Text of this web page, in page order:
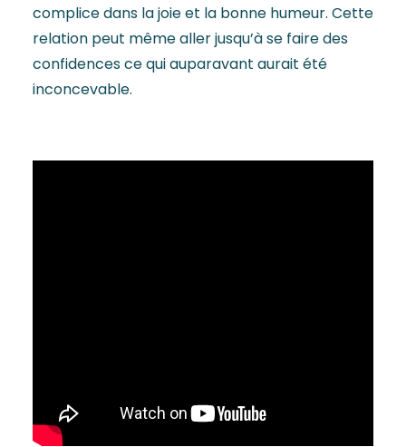
complice dans la joie et la bonne humeur. Cette
relation peut même aller jusqu’à se faire des
confidences ce qui auparavant aurait été
inconcevable.